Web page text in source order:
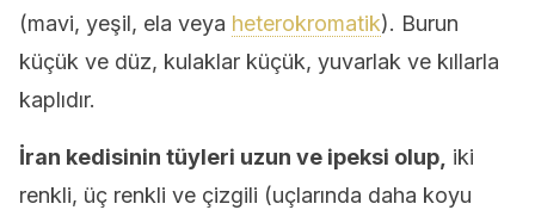
(mavi, yeşil, ela veya heterokromatik). Burun
küçük ve düz, kulaklar küçük, yuvarlak ve kıllarla
kaplıdır.
İran kedisinin tüyleri uzun ve ipeksi olup, iki
renkli, üç renkli ve çizgili (uçlarında daha koyu